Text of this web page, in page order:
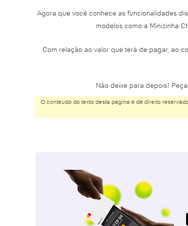
Agora que você conhece as funcionalidades
modelos como a Minizinha
Com relação ao valor que terá de pagar, ao
Não deixe para depois!
O conteúdo do texto desta página é de direito